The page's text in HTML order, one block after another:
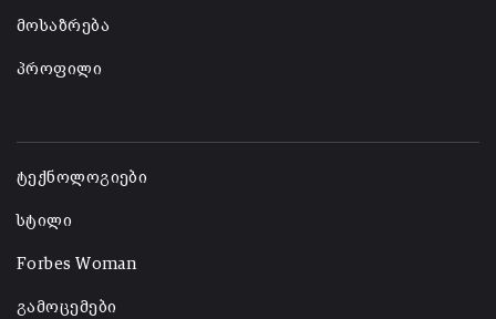
მოსაზრება
პროფილი
ტექნოლოგიები
სტილი
Forbes Woman
გამოცემები